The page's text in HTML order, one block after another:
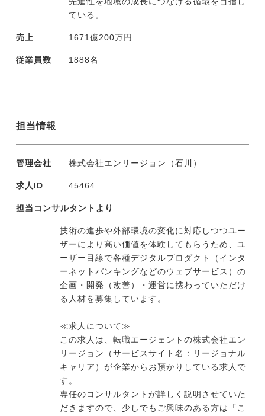
ている。
売上 1671億200万円
従業員数 1888名
担当情報
管理会社 株式会社エンリージョン（石川）
求人ID 45464
担当コンサルタントより
技術の進歩や外部環境の変化に対応しつつユー
ザーにより高い価値を体験してもらうため、ユ
ーザー目線で各種デジタルプロダクト（インタ
ーネットバンキングなどのウェブサービス）の
企画・開発（改善）・運営に携わっていただけ
る人材を募集しています。
≪求人について≫
この求人は、転職エージェントの株式会社エン
リージョン（サービスサイト名：リージョナル
キャリア）が企業からお預かりしている求人で
す。
専任のコンサルタントが詳しく説明させていた
だきますので、少しでもご興味のある方は「こ